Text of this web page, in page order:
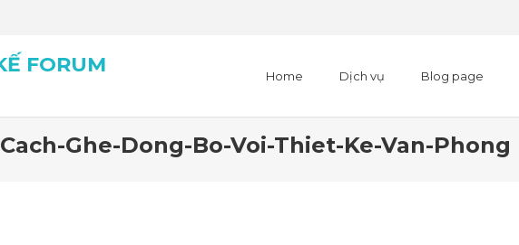
FORUM Home Dịch vụ Blog page
Ghe-Dong-Bo-Voi-Thiet-Ke-Van-Phong